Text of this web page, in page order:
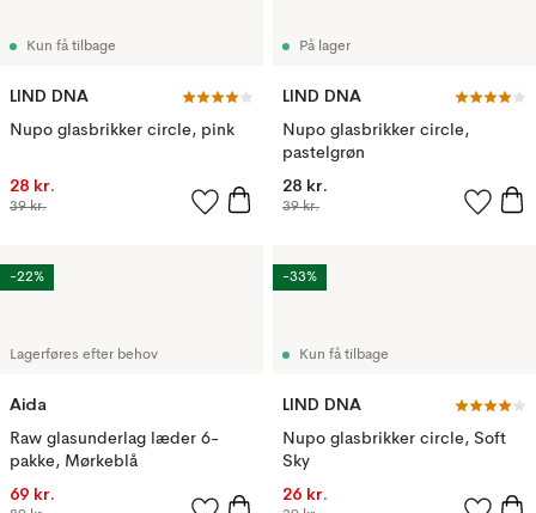
Kun få tilbage
LIND DNA
Nupo glasbrikker circle, pink
28 kr.
39 kr.
På lager
LIND DNA
Nupo glasbrikker circle,
pastelgrøn
28 kr.
39 kr.
Lagerføres efter behov
Aida
Raw glasunderlag læder 6-
pakke, Mørkeblå
69 kr.
-22%
Kun få tilbage
LIND DNA
Nupo glasbrikker circle, Soft
Sky
26 kr.
-33%